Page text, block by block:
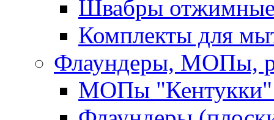
Швабры
Комплекты для
Флаундеры, МОПы,
МОПы "Кентукки"